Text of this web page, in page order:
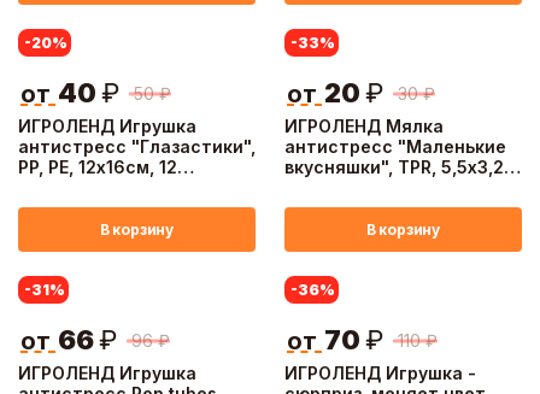
ИГРОЛЕНД Игрушка
антистресс "Глазастики",
PP, PE, 12х16см, 12
-20%
50 ₽
от 40 ₽
В корзину
ИГРОЛЕНД Мялка
антистресс "Маленькие
вкусняшки", TPR, 5,5х3,2
-33%
30 ₽
от 20 ₽
В корзину
ИГРОЛЕНД Игрушка
-31%
96 ₽
от 66₽
ИГРОЛЕНД Игрушка -
-36%
110 ₽
от 70 ₽